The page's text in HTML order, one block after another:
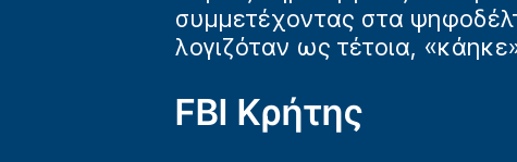
συμμετέχοντας στα
λογιζόταν ως τέτοια,
FBI Κρήτης